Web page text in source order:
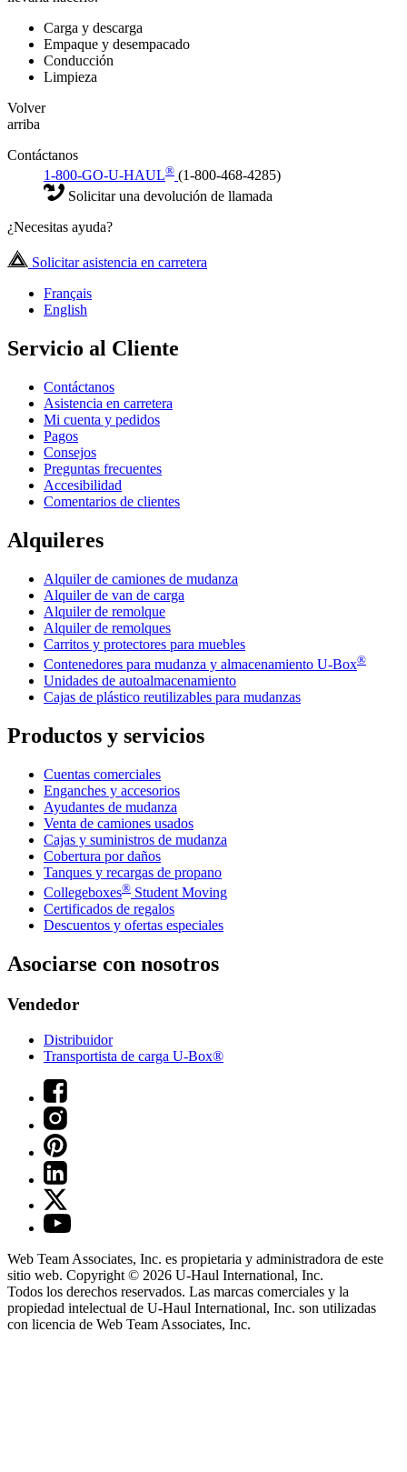
Carga y descarga
Empaque y desempacado
Conducción
Limpieza
Volver
arriba
Contáctanos
1-800-GO-U-HAUL® (1-800-468-4285)
Solicitar una devolución de llamada
¿Necesitas ayuda?
Solicitar asistencia en carretera
Français
English
Servicio al Cliente
Contáctanos
Asistencia en carretera
Mi cuenta y pedidos
Pagos
Consejos
Preguntas frecuentes
Accesibilidad
Comentarios de clientes
Alquileres
Alquiler de camiones de mudanza
Alquiler de van de carga
Alquiler de remolque
Alquiler de remolques
Carritos y protectores para muebles
Contenedores para mudanza y almacenamiento U-Box®
Unidades de autoalmacenamiento
Cajas de plástico reutilizables para mudanzas
Productos y servicios
Cuentas comerciales
Enganches y accesorios
Ayudantes de mudanza
Venta de camiones usados
Cajas y suministros de mudanza
Cobertura por daños
Tanques y recargas de propano
Collegeboxes® Student Moving
Certificados de regalos
Descuentos y ofertas especiales
Asociarse con nosotros
Vendedor
Distribuidor
Transportista de carga U-Box®
Web Team Associates, Inc. es propietaria y administradora de este
sitio web. Copyright © 2026 U-Haul International, Inc.
Todos los derechos reservados. Las marcas comerciales y la
propiedad intelectual de U-Haul International, Inc. son utilizadas
con licencia de Web Team Associates, Inc.